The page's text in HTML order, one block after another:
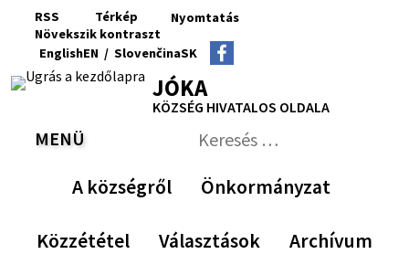
Ugrás
tartalomra
RSS
RSS
Térkép
Oldaltérkép
Nyomtatás
Nyomtatás
Növekszik kontraszt
Növekszik
kontraszt
Kisebb
betűméret
eredeti
betűméret
visszaállítása
Nagyobb
betűméret
EnglishEN
Switch
English
/ SlovenčinaSK
Nyelv
váltása
erre
JÓKA
KÖZSÉG HIVATALOS OLDALA
VÁLTÁS
MENÜ
A községről Önkormányzat
Közzététel Választások Archívum
Keresés:
a